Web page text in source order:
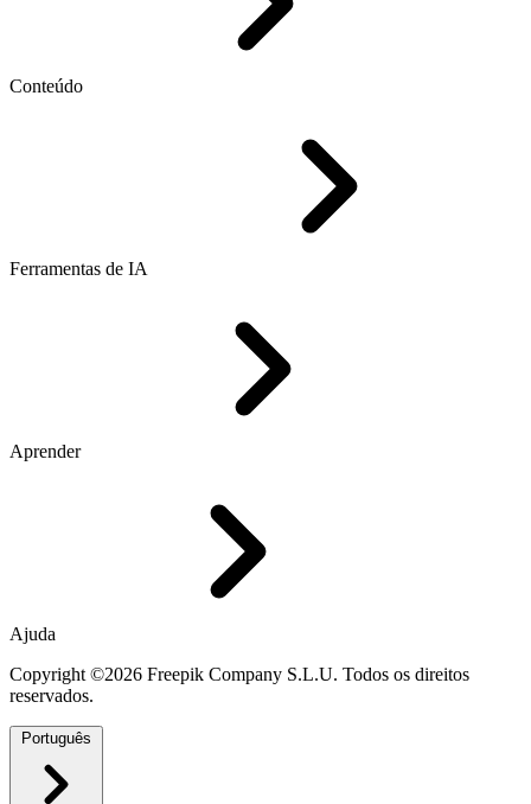
Conteúdo
Ferramentas de IA
Aprender
Ajuda
Copyright ©2026 Freepik Company S.L.U. Todos os direitos
reservados.
Português